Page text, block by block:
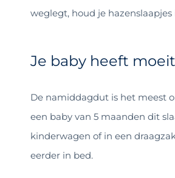
weglegt, houd je hazenslaapjes
Je baby heeft
De namiddagdut is het meest
een baby van 5 maanden dit
kinderwagen of in een
eerder in bed.